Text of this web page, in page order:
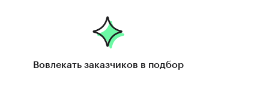
Вовлекать заказчиков в подбор